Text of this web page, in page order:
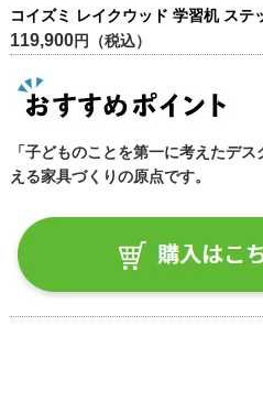
コイズミ レイクウッド 学習机 ステ
119,900円（税込）
「子どものことを第一に考えたデ
える家具づくりの原点です。